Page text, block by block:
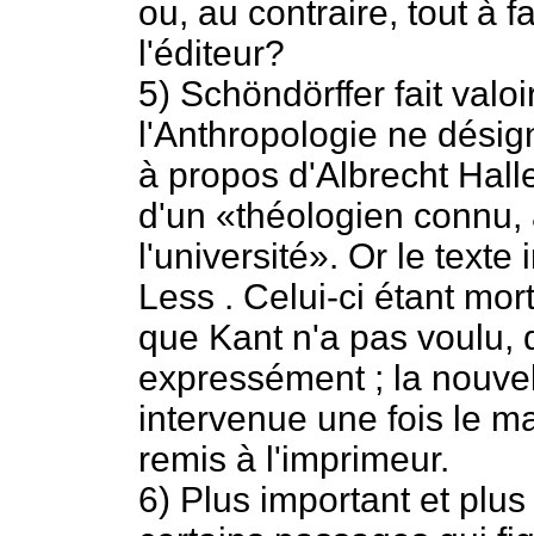
ou, au contraire, tout à
l'éditeur?
5) Schöndörffer fait
l'Anthropologie ne
à propos d'Albrecht
d'un «théologien
l'université». Or le texte
Less . Celui-ci étant
que Kant n'a pas voulu,
expressément ; la
intervenue une fois le
remis à l'imprimeur.
6) Plus important et